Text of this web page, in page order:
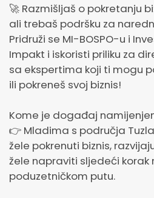
🚀 Razmišljaš o pokretanju
ali trebaš podršku za
Pridruži se MI-BOSPO-u i
Impakt i iskoristi priliku za
sa ekspertima koji ti mogu
ili pokreneš svoj biznis!
Kome je događaj
👉 Mladima s područja
žele pokrenuti biznis,
žele napraviti sljedeći korak
poduzetničkom putu.